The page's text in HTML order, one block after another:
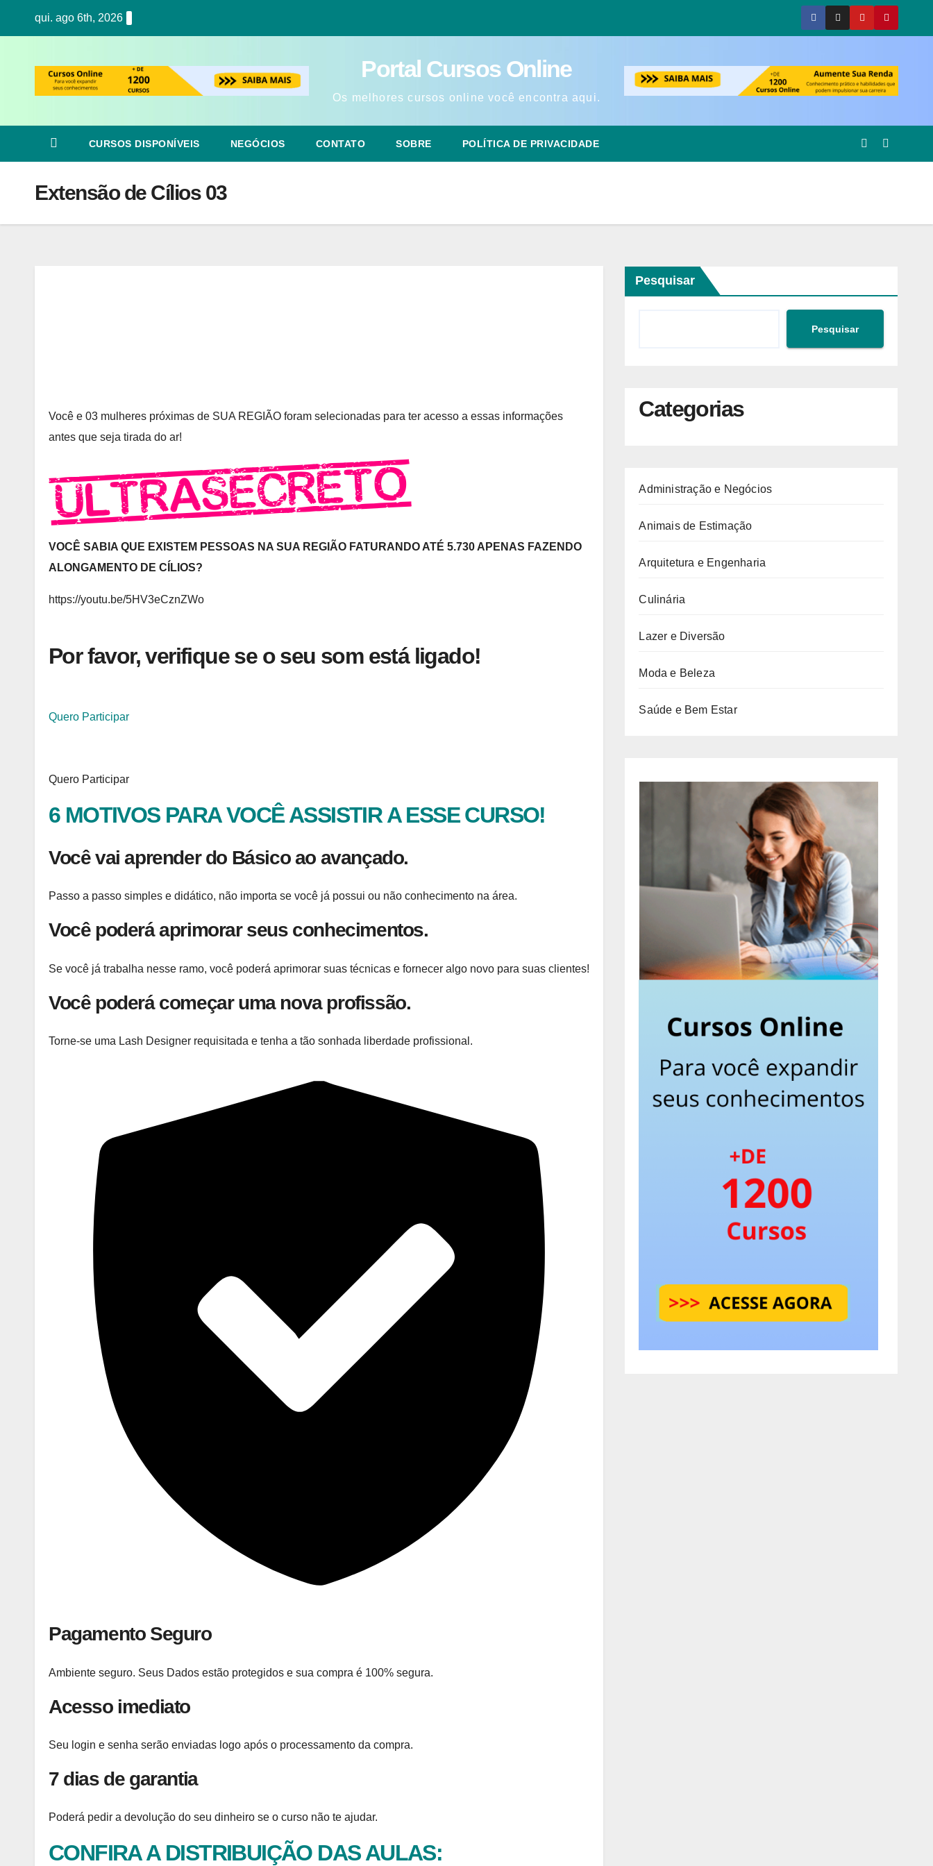
qui. ago 6th, 2026
Portal Cursos Online
Os melhores cursos online você encontra aqui.
CURSOS DISPONÍVEIS NEGÓCIOS CONTATO SOBRE POLÍTICA DE PRIVACIDADE
Extensão de Cílios 03
Você e 03 mulheres próximas de SUA REGIÃO foram selecionadas para ter acesso a essas informações
antes que seja tirada do ar!
VOCÊ SABIA QUE EXISTEM PESSOAS NA SUA REGIÃO FATURANDO ATÉ 5.730 APENAS FAZENDO
ALONGAMENTO DE CÍLIOS?
https://youtu.be/5HV3eCznZWo
Por favor, verifique se o seu som está ligado!
Quero Participar
Quero Participar
6 MOTIVOS PARA VOCÊ ASSISTIR A ESSE CURSO!
Você vai aprender do Básico ao avançado.
Passo a passo simples e didático, não importa se você já possui ou não conhecimento na área.
Você poderá aprimorar seus conhecimentos.
Se você já trabalha nesse ramo, você poderá aprimorar suas técnicas e fornecer algo novo para suas clientes!
Você poderá começar uma nova profissão.
Torne-se uma Lash Designer requisitada e tenha a tão sonhada liberdade profissional.
Pagamento Seguro
Ambiente seguro. Seus Dados estão protegidos e sua compra é 100% segura.
Acesso imediato
Seu login e senha serão enviadas logo após o processamento da compra.
7 dias de garantia
Poderá pedir a devolução do seu dinheiro se o curso não te ajudar.
CONFIRA A DISTRIBUIÇÃO DAS AULAS:
Pesquisar
Pesquisar
Categorias
Administração e Negócios
Animais de Estimação
Arquitetura e Engenharia
Culinária
Lazer e Diversão
Moda e Beleza
Saúde e Bem Estar